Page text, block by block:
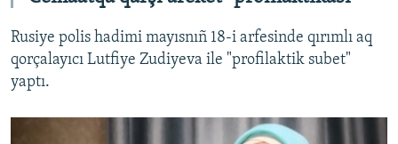
Rusiye polis hadimi mayısnıñ 18-i arfesinde qırımlı aq
qorçalayıcı Lutfiye Zudiyeva ile "profilaktik subet"
yaptı.